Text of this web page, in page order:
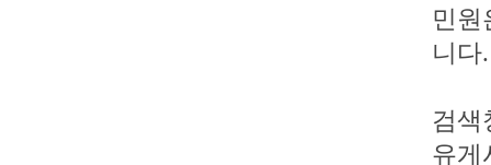
민원
니다.
검색
유게